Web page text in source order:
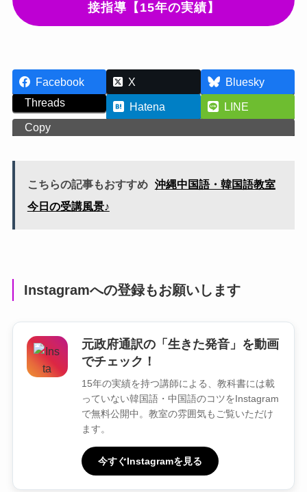
接指導【15年の実績】
Facebook X
Bluesky
Threads
Hatena
LINE
Copy
こちらの記事もおすすめ 沖縄中国語・韓国語教室
今日の受講風景♪
Instagramへの登録もお願いします
元政府通訳の「生きた発音」を動画
でチェック！
15年の実績を持つ講師による、教科書には載
っていない韓国語・中国語のコツをInstagram
で無料公開中。教室の雰囲気もご覧いただけ
ます。
今すぐInstagramを見る